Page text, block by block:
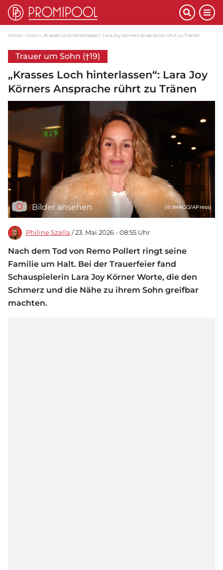
Home Stars „Krasses Loch hinterlassen“: Lara Joy Körners Ansprache rührt zu Tränen
Trauer um Sohn (†19)
„Krasses Loch hinterlassen“: Lara Joy
Körners Ansprache rührt zu Tränen
Bilder ansehen (© IMAGO/APress)
Philine Szalla / 23. Mai 2026 - 08:55 Uhr
Nach dem Tod von Remo Pollert ringt seine
Familie um Halt. Bei der Trauerfeier fand
Schauspielerin Lara Joy Körner Worte, die den
Schmerz und die Nähe zu ihrem Sohn greifbar
machten.